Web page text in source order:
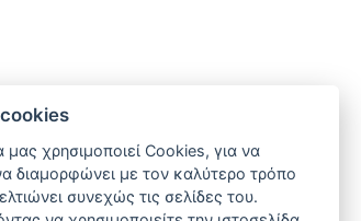
μας χρησιμοποιεί Cookies, για να
διαμορφώνει με τον καλύτερο τρόπο
συνεχώς τις σελίδες του.